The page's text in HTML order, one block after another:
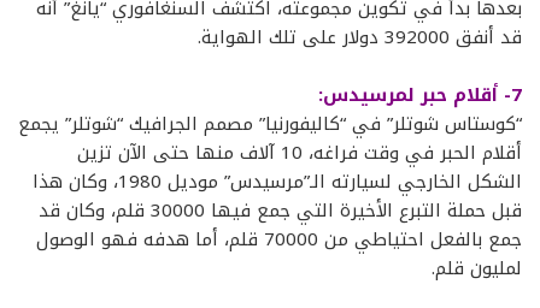
بعدها بدأ في تكوين مجموعته، اكتشف السنغافوري “يانغ” أنه
قد أنفق 392000 دولار على تلك الهواية.
7- أقلام حبر لمرسيدس:
“كوستاس شوتلر” في “كاليفورنيا” مصمم الجرافيك “شوتلر” يجمع
أقلام الحبر في وقت فراغه، 10 آلاف منها حتى الآن تزين
الشكل الخارجي لسيارته الـ”مرسيدس” موديل 1980، وكان هذا
قبل حملة التبرع الأخيرة التي جمع فيها 30000 قلم، وكان قد
جمع بالفعل احتياطي من 70000 قلم، أما هدفه فهو الوصول
لمليون قلم.